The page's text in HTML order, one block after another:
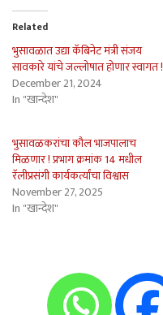
Related
भुसावळात उद्या कॅबिनेट मंत्री संजय
सावकारे यांचे जल्लोषात होणार स्वागत !
December 21, 2024
In "खान्देश"
भुसावळकरांचा कौल भाजपालाच
मिळणार ! प्रभाग क्रमांक 14 मधील
रॅलीप्रसंगी कार्यकर्त्यांचा विश्वास
November 27, 2025
In "खान्देश"